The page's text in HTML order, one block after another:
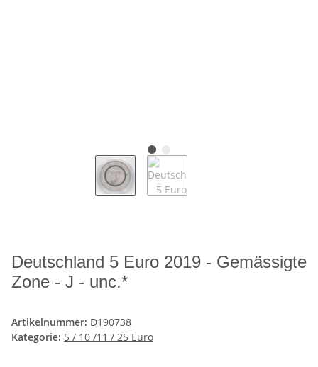
Deutschland 5 Euro 2019 - Gemässigte
Zone - J - unc.*
Artikelnummer: D190738
Kategorie: 5 / 10 /11 / 25 Euro